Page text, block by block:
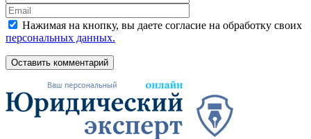
Нажимая на кнопку, вы даете согласие на обработку своих
персональных данных.
Оставить комментарий